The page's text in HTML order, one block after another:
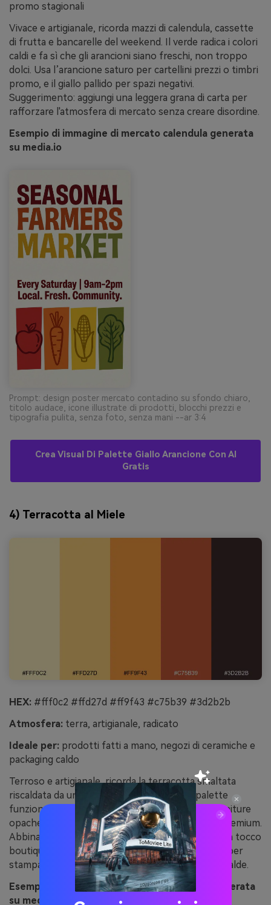
promo stagionali
Vivace e artigianale, ricorda mazzi di calendula, cassette
di frutta e bancarelle del weekend. Il verde radica i colori
caldi e fa sì che gli arancioni siano freschi, non troppo
dolci. Usa l’arancione saturo per cartellini prezzi o timbri
promo, e il giallo pallido per spazi negativi.
Suggerimento: aggiungi una leggera grana di carta per
rafforzare l'atmosfera di mercato senza creare disordine.
Esempio di immagine di mercato calendula generata
su media.io
Prompt: design poster mercato contadino su sfondo chiaro,
titolo audace, icone illustrate di prodotti, blocchi prezzi e
tipografia pulita, senza foto, senza mani --ar 3:4
Crea Visual Di Palette Giallo Arancione Con AI
Gratis
4) Terracotta al Miele
HEX: #fff0c2 #ffd27d #ff9f43 #c75b39 #3d2b2b
Atmosfera: terra, artigianale, radicato
Ideale per: prodotti fatti a mano, negozi di ceramiche e
packaging caldo
Terroso e artigianale, ricorda la terracotta smaltata
riscaldata da un cucchiaio di miele. Questa palette
funziona meravigliosamente su texture kraft e finiture
opache, dove la terracotta si percepisce ricca e premium.
Abbina spazi off-white e testo cacao scuro per un tocco
boutique. Suggerimento: usa la tonalità più scura per
stampa fine per mantenere leggibilità sotto luci calde.
Esempio di immagine di terracotta al miele generata
su media.io